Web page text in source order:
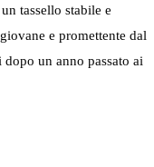
tassello stabile e
e promettente dal
un anno passato ai